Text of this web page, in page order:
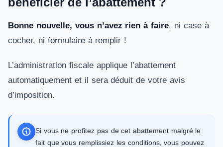
Bonne nouvelle, vous n’avez rien à faire, ni case à
cocher, ni formulaire à remplir !
L’administration fiscale applique l’abattement
automatiquement et il sera déduit de votre avis
d’imposition.
Si vous ne profitez pas de cet abattement malgré le
fait que vous remplissiez les conditions, vous pouvez